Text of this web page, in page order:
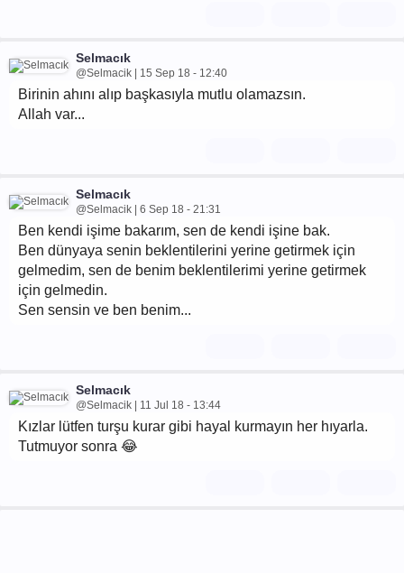
Selmacık
@Selmacik | 15 Sep 18 - 12:40
Birinin ahını alıp başkasıyla mutlu olamazsın.
Allah var...
Selmacık
@Selmacik | 6 Sep 18 - 21:31
Ben kendi işime bakarım, sen de kendi işine bak.
Ben dünyaya senin beklentilerini yerine getirmek için
gelmedim, sen de benim beklentilerimi yerine getirmek
için gelmedin.
Sen sensin ve ben benim...
Selmacık
@Selmacik | 11 Jul 18 - 13:44
Kızlar lütfen turşu kurar gibi hayal kurmayın her hıyarla.
Tutmuyor sonra 😂